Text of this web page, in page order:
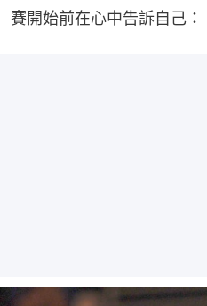
賽開始前在心中告訴自己：